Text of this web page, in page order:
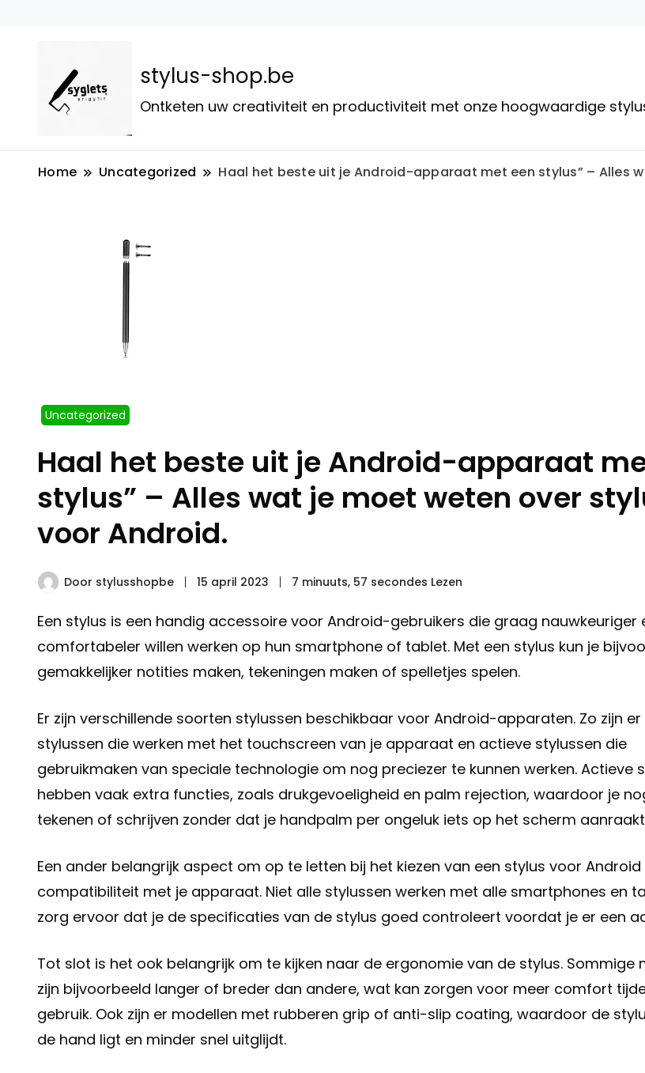
stylus-shop.be
Ontketen uw creativiteit en productiviteit met onze hoogwaardige
Home Uncategorized Haal het beste uit je Android-apparaat met een stylus” – Alles
Uncategorized
Haal het beste uit je Android-apparaat
stylus” – Alles wat je moet weten over
voor Android.
Door stylusshopbe 15 april 2023 7 minuuts, 57 secondes Lezen
Een stylus is een handig accessoire voor Android-gebruikers die graag nauwkeuriger
comfortabeler willen werken op hun smartphone of tablet. Met een stylus kun je
gemakkelijker notities maken, tekeningen maken of spelletjes spelen.
Er zijn verschillende soorten stylussen beschikbaar voor Android-apparaten. Zo zijn
stylussen die werken met het touchscreen van je apparaat en actieve stylussen die
gebruikmaken van speciale technologie om nog preciezer te kunnen werken. Actieve
hebben vaak extra functies, zoals drukgevoeligheid en palm rejection, waardoor je
tekenen of schrijven zonder dat je handpalm per ongeluk iets op het scherm
Een ander belangrijk aspect om op te letten bij het kiezen van een stylus voor Android
compatibiliteit met je apparaat. Niet alle stylussen werken met alle smartphones en
zorg ervoor dat je de specificaties van de stylus goed controleert voordat je er een
Tot slot is het ook belangrijk om te kijken naar de ergonomie van de stylus. Sommige
zijn bijvoorbeeld langer of breder dan andere, wat kan zorgen voor meer comfort
gebruik. Ook zijn er modellen met rubberen grip of anti-slip coating, waardoor de
de hand ligt en minder snel uitglijdt.